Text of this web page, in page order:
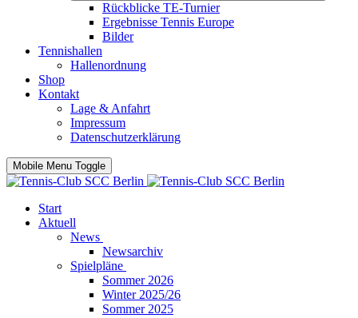
Rückblicke TE-Turnier
Ergebnisse Tennis Europe
Bilder
Tennishallen
Hallenordnung
Shop
Kontakt
Lage & Anfahrt
Impressum
Datenschutzerklärung
Mobile Menu Toggle
Start
Aktuell
News
Newsarchiv
Spielpläne
Sommer 2026
Winter 2025/26
Sommer 2025